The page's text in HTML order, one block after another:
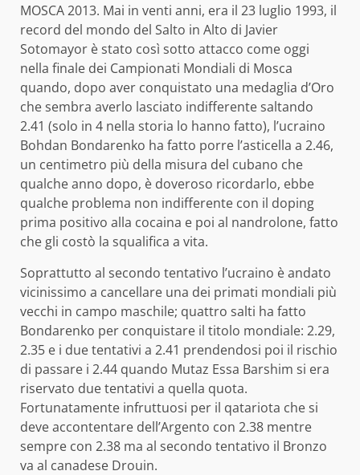
MOSCA 2013. Mai in venti anni, era il 23 luglio 1993, il
record del mondo del Salto in Alto di Javier
Sotomayor è stato così sotto attacco come oggi
nella finale dei Campionati Mondiali di Mosca
quando, dopo aver conquistato una medaglia d’Oro
che sembra averlo lasciato indifferente saltando
2.41 (solo in 4 nella storia lo hanno fatto), l’ucraino
Bohdan Bondarenko ha fatto porre l’asticella a 2.46,
un centimetro più della misura del cubano che
qualche anno dopo, è doveroso ricordarlo, ebbe
qualche problema non indifferente con il doping
prima positivo alla cocaina e poi al nandrolone, fatto
che gli costò la squalifica a vita.
Soprattutto al secondo tentativo l’ucraino è andato
vicinissimo a cancellare una dei primati mondiali più
vecchi in campo maschile; quattro salti ha fatto
Bondarenko per conquistare il titolo mondiale: 2.29,
2.35 e i due tentativi a 2.41 prendendosi poi il rischio
di passare i 2.44 quando Mutaz Essa Barshim si era
riservato due tentativi a quella quota.
Fortunatamente infruttuosi per il qatariota che si
deve accontentare dell’Argento con 2.38 mentre
sempre con 2.38 ma al secondo tentativo il Bronzo
va al canadese Drouin.